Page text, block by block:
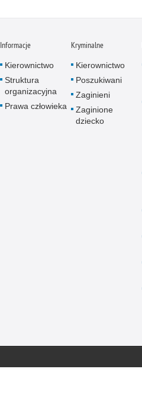
Informacje
Kierownictwo
Struktura
organizacyjna
Prawa człowieka
Kryminalne
Kierownictwo
Poszukiwani
Zaginieni
Zaginione
dziecko